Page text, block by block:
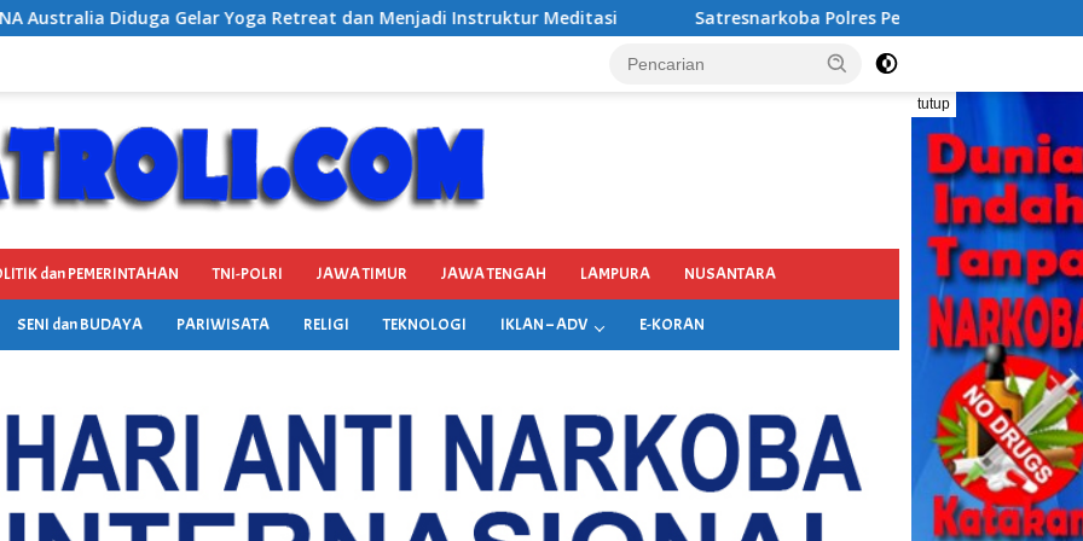
dan Menjadi Instruktur Meditasi Satresnarkoba Polres Pelabuhan Tanjung Perak Bongkar Tiga Jaringan Narkoba,
tutup
dan PEMERINTAHAN TNI-POLRI JAWA TIMUR JAWA TENGAH LAMPURA NUSANTARA
SENI dan BUDAYA PARIWISATA RELIGI TEKNOLOGI IKLAN – ADV E-KORAN